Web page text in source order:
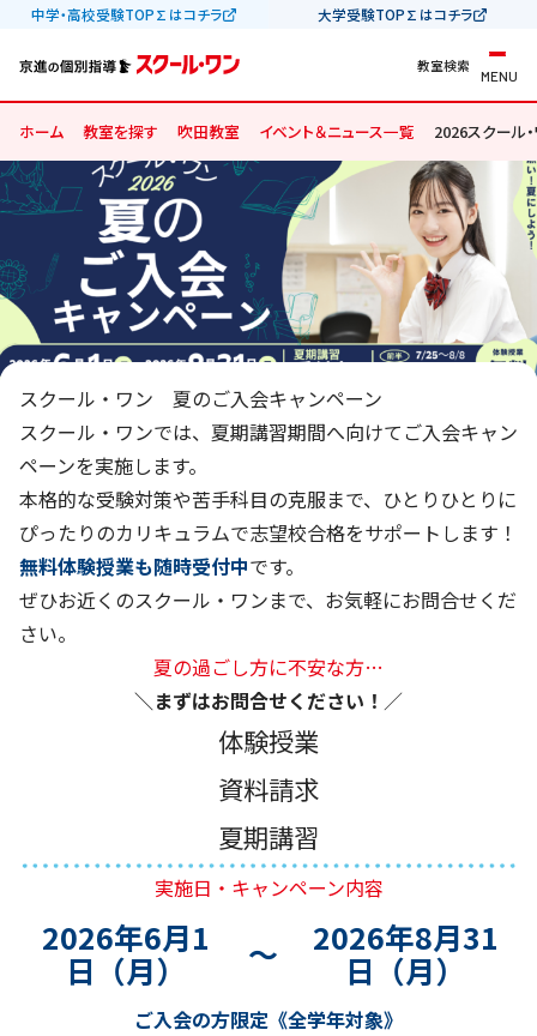
中学・高校受験TOP∑はコチラ 大学受験TOP∑はコチラ
教室検索
MENU
ホーム 教室を探す 吹田教室 イベント＆ニュース一覧 2026スクール
スクール・ワン 夏のご入会キャンペーン
スクール・ワンでは、夏期講習期間へ向けてご入会キャン
ペーンを実施します。
本格的な受験対策や苦手科目の克服まで、ひとりひとりに
ぴったりのカリキュラムで志望校合格をサポートします！
無料体験授業も随時受付中です。
ぜひお近くのスクール・ワンまで、お気軽にお問合せくだ
さい。
夏の過ごし方に不安な方…
＼まずはお問合せください！ ／
体験授業
資料請求
夏期講習
実施日・キャンペーン内容
2026年6月1
日（月） ～ 2026年8月31
日（月）
ご入会の方限定《全学年対象》